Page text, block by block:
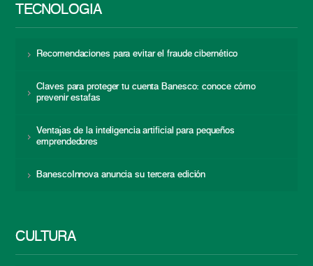
TECNOLOGÍA
Recomendaciones para evitar el fraude cibernético
Claves para proteger tu cuenta Banesco: conoce cómo
prevenir estafas
Ventajas de la inteligencia artificial para pequeños
emprendedores
BanescoInnova anuncia su tercera edición
CULTURA